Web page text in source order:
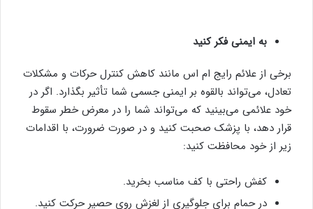
به ایمنی فکر کنید
برخی از علائم رایج ام اس مانند کاهش کنترل حرکات و مشکلات
تعادل، می‌تواند بالقوه بر ایمنی جسمی شما تأثیر بگذارد. اگر در
خود علائمی می‌بینید که می‌تواند شما را در معرض خطر سقوط
قرار دهد، با پزشک صحبت کنید و در صورت ضرورت، با اقدامات
زیر از خود محافظت کنید:
کفش راحتی با کف مناسب بخرید.
در حمام برای جلوگیری از لغزش روی حصیر حرکت کنید.